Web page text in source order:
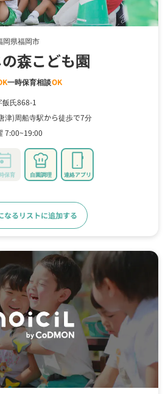
岡県福岡市
森こども園
一時保育相談OK
氏868-1
津)周船寺駅から徒歩で7分
7:00~19:00
保育 自園調理 連絡アプリ
なるリストに追加する